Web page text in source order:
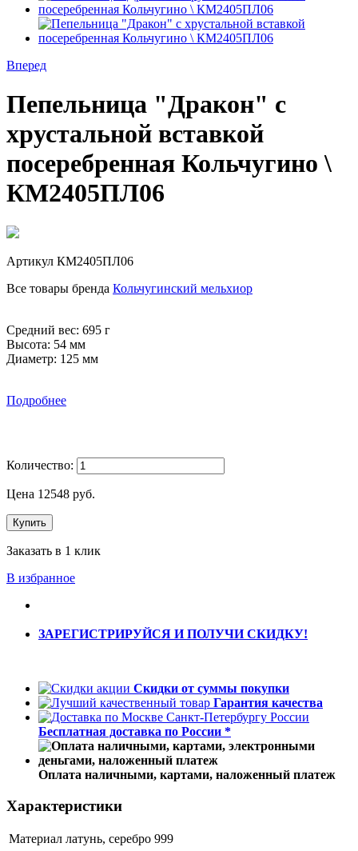
Вперед
Пепельница "Дракон" с
хрустальной вставкой
посеребренная Кольчугино \
КМ2405ПЛ06
Артикул КМ2405ПЛ06
Все товары бренда Кольчугинский мельхиор
Средний вес: 695 г
Высота: 54 мм
Диаметр: 125 мм
Подробнее
Количество:
Цена 12548 руб.
Купить
Заказать в 1 клик
В избранное
ЗАРЕГИСТРИРУЙСЯ И ПОЛУЧИ СКИДКУ!
Скидки от суммы покупки
Гарантия качества
Бесплатная доставка по России *
Оплата наличными, картами, наложенный платеж
Характеристики
Материал латунь, серебро 999